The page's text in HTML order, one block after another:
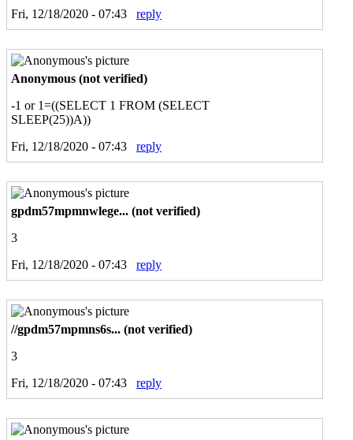
Fri, 12/18/2020 - 07:43
reply
Anonymous (not verified)
-1 or 1=((SELECT 1 FROM (SELECT
SLEEP(25))A))
Fri, 12/18/2020 - 07:43
reply
gpdm57mpmnwlege... (not verified)
3
Fri, 12/18/2020 - 07:43
reply
//gpdm57mpmns6s... (not verified)
3
Fri, 12/18/2020 - 07:43
reply